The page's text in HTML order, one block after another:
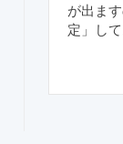
が出ま
定」し